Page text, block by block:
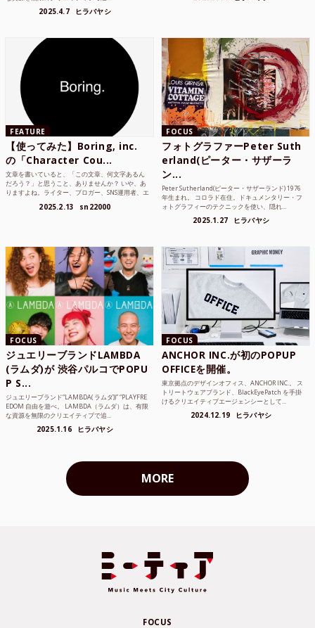
2025.4.7 ヒラバヤシ
FEATURE
【使ってみた】Boring, inc.
の「Character Cou...
文章を書いていると、「この文章、何文字あるん
だろう？」と思うこと、ありませんか？ いや、あ
りますよね。ライター、ブロガー、SNS運用者、エ
2025.2.13 sn22000
FOCUS
フォトグラファーPeter Suth
erland(ピーター・サザーラ
ン...
Peter Sutherland(ピーター・サザーランド) 1976
年生まれ。 コロラド在住。ドキュメンタリー・フ
ォトグラフィーのテクニックを使い、隠れ...
2025.1.27 ヒラバヤシ
FOCUS
ジュエリーブランドLAMBDA
(ラムダ)が 渋谷パルコでPOPU
P S...
ジュエリーブランド“LAMBDA( ラムダ))” “PLAYFRE
EDOM 自由を遊べ。 LAMBDA（ラムダ）は、有限
な資源を無限のクリエイティブで追...
2025.1.16 ヒラバヤシ
FOCUS
ANCHOR INC.が初のPOPUP
OFFICEを開催。
東京拠点のデザインオフィス、ANCHOR INC.。 ス
トリートウェアブランド、BlackEyePatch を手掛
けるクリエイティブエージェンシーとして...
2024.12.19 ヒラバヤシ
MORE
FOCUS